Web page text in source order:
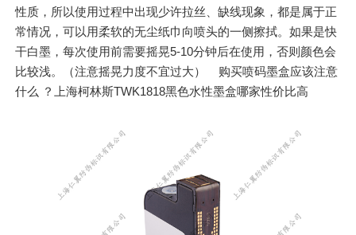
性质，所以使用过程中出现少许拉丝、缺线现象，都是属于正
常情况，可以用柔软的无尘纸巾向喷头的一侧擦拭。如果是快
干白墨，每次使用前需要摇晃5-10分钟后在使用，否则颜色会
比较浅。（注意摇晃力度不宜过大） 购买喷码墨盒应该注意
什么 ？上海柯林斯TWK1818黑色水性墨盒哪家性价比高